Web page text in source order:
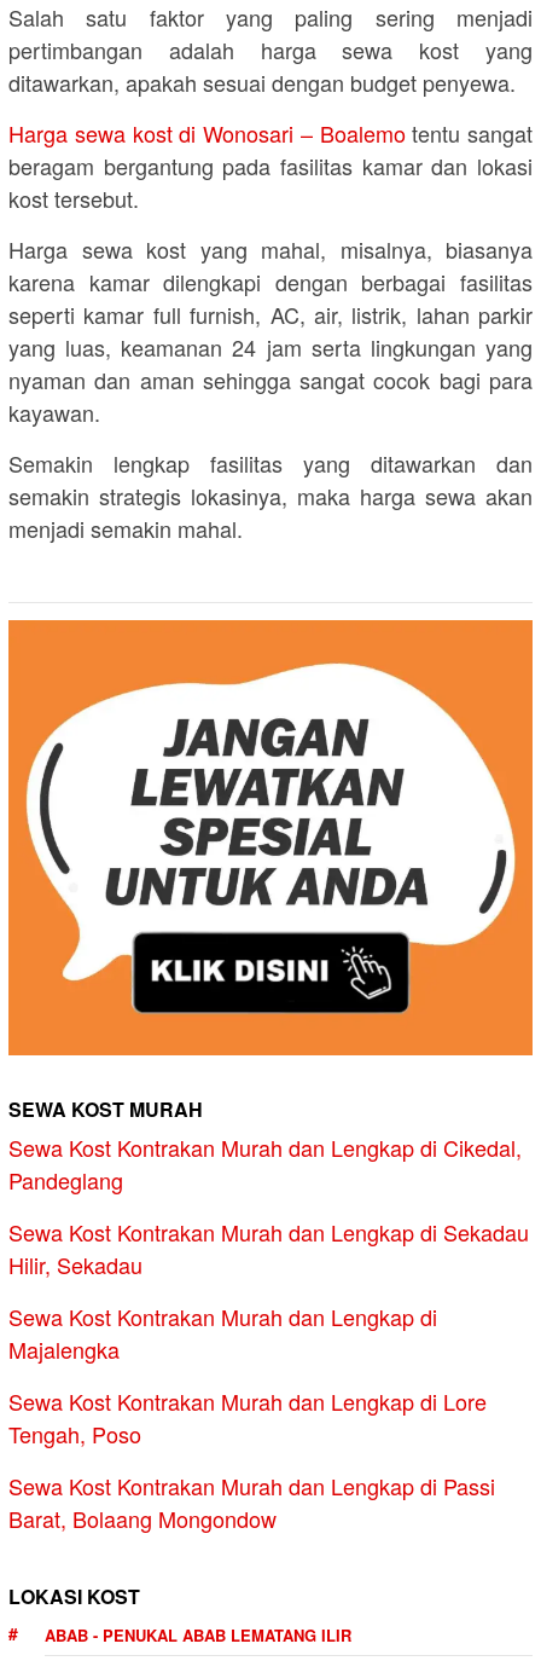
Salah satu faktor yang paling sering menjadi
pertimbangan adalah harga sewa kost yang
ditawarkan, apakah sesuai dengan budget penyewa.
Harga sewa kost di Wonosari – Boalemotentu sangat
beragam bergantung pada fasilitas kamar dan lokasi
kost tersebut.
Harga sewa kost yang mahal, misalnya, biasanya
karena kamar dilengkapi dengan berbagai fasilitas
seperti kamar full furnish, AC, air, listrik, lahan parkir
yang luas, keamanan 24 jam serta lingkungan yang
nyaman dan aman sehingga sangat cocok bagi para
kayawan.
Semakin lengkap fasilitas yang ditawarkan dan
semakin strategis lokasinya, maka harga sewa akan
menjadi semakin mahal.
SEWA KOST MURAH
Sewa Kost Kontrakan Murah dan Lengkap di Cikedal,
Pandeglang
Sewa Kost Kontrakan Murah dan Lengkap di Sekadau
Hilir, Sekadau
Sewa Kost Kontrakan Murah dan Lengkap di
Majalengka
Sewa Kost Kontrakan Murah dan Lengkap di Lore
Tengah, Poso
Sewa Kost Kontrakan Murah dan Lengkap di Passi
Barat, Bolaang Mongondow
LOKASI KOST
ABAB - PENUKAL ABAB LEMATANG ILIR